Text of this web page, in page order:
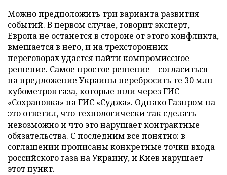
Можно предположить три варианта развития
событий. В первом случае, говорит эксперт,
Европа не останется в стороне от этого конфликта,
вмешается в него, и на трехсторонних
переговорах удастся найти компромиссное
решение. Самое простое решение – согласиться
на предложение Украины перебросить те 30 млн
кубометров газа, которые шли через ГИС
«Сохрановка» на ГИС «Суджа». Однако Газпром на
это ответил, что технологически так сделать
невозможно и что это нарушает контрактные
обязательства. С последним все понятно: в
соглашении прописаны конкретные точки входа
российского газа на Украину, и Киев нарушает
этот пункт.